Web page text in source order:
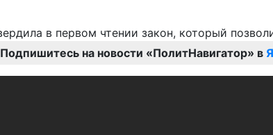
Подпишитесь на новости «ПолитНавигатор» в